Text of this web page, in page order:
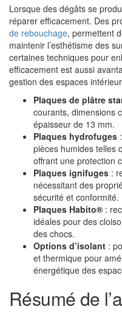
Lorsque des dégâts se
réparer efficacement. Des
de rebouchage, permettent
maintenir l’esthétisme des
certaines techniques pour
efficacement est aussi
gestion des espaces
Plaques de plâtre
courants, dimensions
épaisseur de 13 mm.
Plaques hydrofuges
pièces humides telles
offrant une protection
Plaques ignifuges :
nécessitant des
sécurité et conformité.
Plaques Habito® :
idéales pour des
des chocs.
Options d’isolant :
et thermique pour
énergétique des
Résumé de